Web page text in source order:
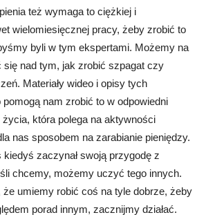
też wymaga to ciężkiej i
wielomiesięcznej pracy, żeby zrobić to
byli w tym ekspertami. Możemy na
się nad tym, jak zrobić szpagat czy
Materiały wideo i opisy tych
nam zrobić to w odpowiedni
która polega na aktywności
nas sposobem na zarabianie pieniędzy.
zaczynał swoją przygodę z
chcemy, możemy uczyć tego innych.
umiemy robić coś na tyle dobrze, żeby
porad innym, zacznijmy działać.